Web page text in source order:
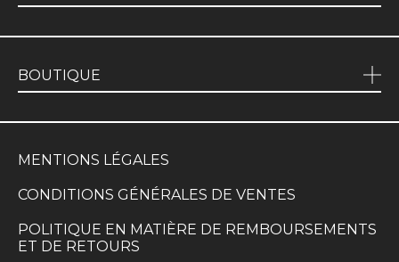
BOUTIQUE
MENTIONS LÉGALES
CONDITIONS GÉNÉRALES DE VENTES
POLITIQUE EN MATIÈRE DE REMBOURSEMENTS
ET DE RETOURS